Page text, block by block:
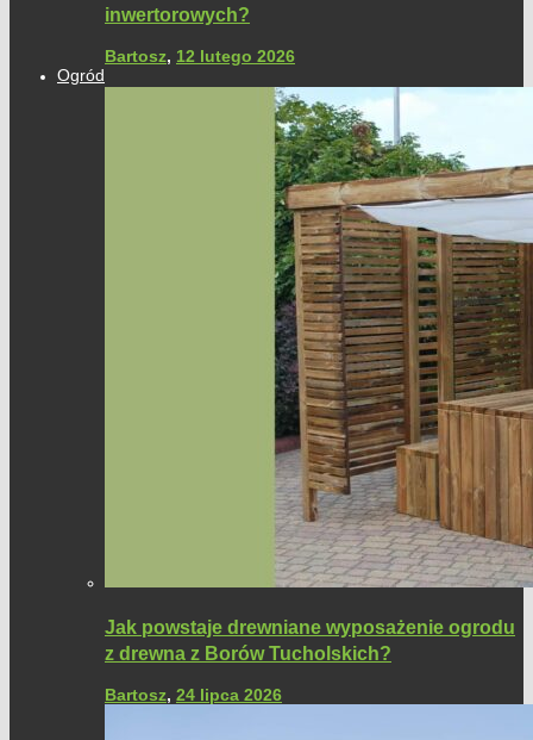
inwertorowych?
Bartosz, 12 lutego 2026
Ogród
Jak powstaje drewniane wyposażenie ogrodu
z drewna z Borów Tucholskich?
Bartosz, 24 lipca 2026